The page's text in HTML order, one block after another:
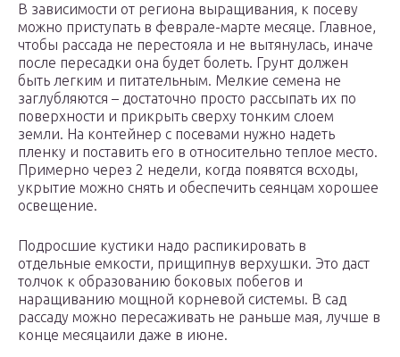
В зависимости от региона выращивания, к посеву
можно приступать в феврале-марте месяце. Главное,
чтобы рассада не перестояла и не вытянулась, иначе
после пересадки она будет болеть. Грунт должен
быть легким и питательным. Мелкие семена не
заглубляются – достаточно просто рассыпать их по
поверхности и прикрыть сверху тонким слоем
земли. На контейнер с посевами нужно надеть
пленку и поставить его в относительно теплое место.
Примерно через 2 недели, когда появятся всходы,
укрытие можно снять и обеспечить сеянцам хорошее
освещение.
Подросшие кустики надо распикировать в
отдельные емкости, прищипнув верхушки. Это даст
толчок к образованию боковых побегов и
наращиванию мощной корневой системы. В сад
рассаду можно пересаживать не раньше мая, лучше в
конце месяцаили даже в июне.